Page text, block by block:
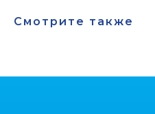
Смотрите также